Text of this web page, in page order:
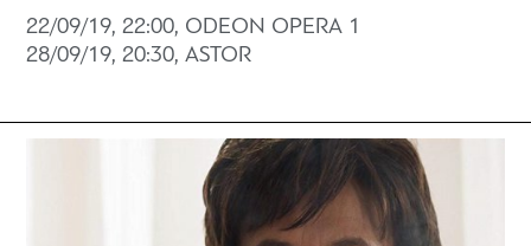
22/09/19, 22:00, ODEON OPERA 1
28/09/19, 20:30, ASTOR